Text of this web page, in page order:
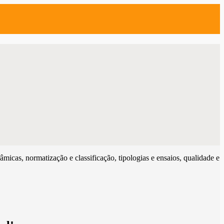
normatização e classificação, tipologias e ensaios, qualidade e